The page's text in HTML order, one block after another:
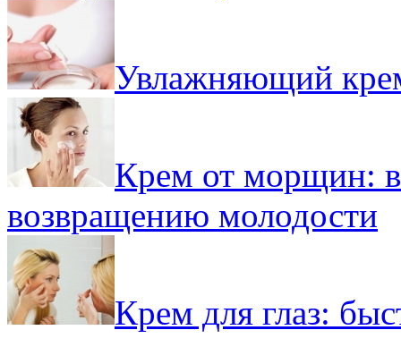
Увлажняющий
Крем от морщин:
возвращению молодости
Крем для глаз: